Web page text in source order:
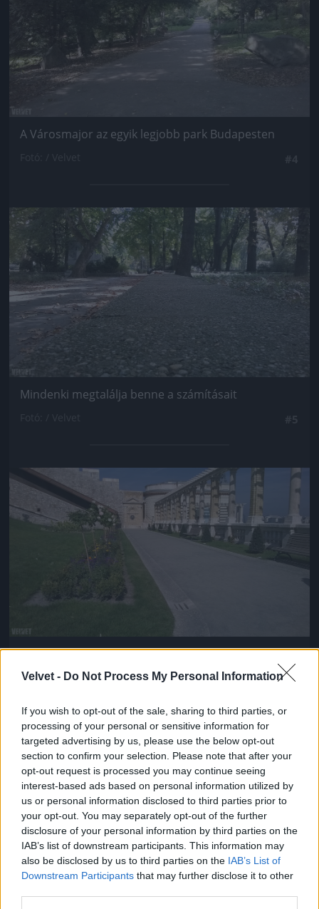
Velvet - Do Not Process My Personal Information
If you wish to opt-out of the sale, sharing to third parties, or
processing of your personal or sensitive information for
targeted advertising by us, please use the below opt-out
section to confirm your selection. Please note that after your
opt-out request is processed you may continue seeing
interest-based ads based on personal information utilized by
us or personal information disclosed to third parties prior to
your opt-out. You may separately opt-out of the further
disclosure of your personal information by third parties on the
IAB’s list of downstream participants. This information may
also be disclosed by us to third parties on the IAB’s List of
Downstream Participants that may further disclose it to other
A Városmajor az egyik legjobb park Budapesten
Jön még kép!
Mindenki megtalálja benne a számításait
Jön még kép!
A Várkert bazár nagyon szép
Fotó: / Velvet #6
Jön még kép!